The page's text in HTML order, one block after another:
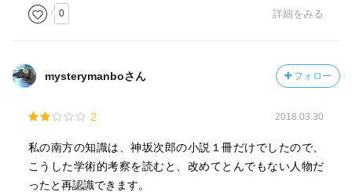
0 詳細をみる
mysterymanboさん フォロー
2 2018.03.30
私の南方の知識は、神坂次郎の小説１冊だけでしたので、
こうした学術的考察を読むと、改めてとんでもない人物だ
ったと再認識できます。